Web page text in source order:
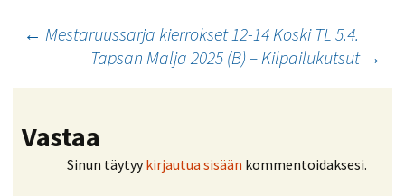
Artikkelien
selaus
← Mestaruussarja kierrokset 12-14 Koski TL 5.4.
Tapsan Malja 2025 (B) – Kilpailukutsut →
Vastaa
Sinun täytyykirjautua sisään kommentoidaksesi.